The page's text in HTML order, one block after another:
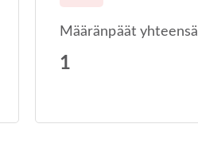
Määränpäät yhteensä
1